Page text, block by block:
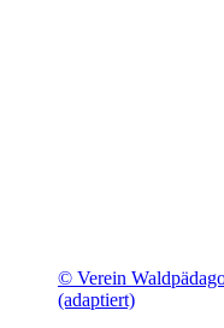
© Verein
(adaptiert)